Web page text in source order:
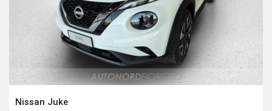
Nissan Juke